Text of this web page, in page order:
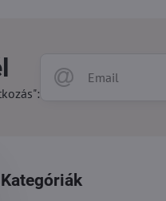
Kategóriák